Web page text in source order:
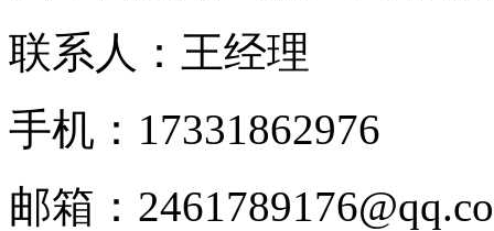
联系人：王经理
手机：17331862976
邮箱：